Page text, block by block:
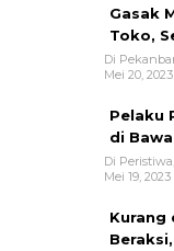
Gasak
Toko,
Raya
Di
Mei 20, 2023
Pelaku
di
oleh tim
Di
Mei 19, 2023
Kurang